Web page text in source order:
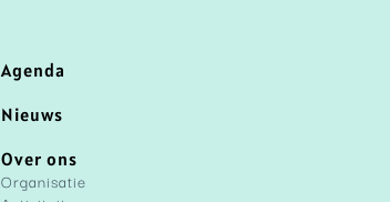
Agenda
Nieuws
Over ons
Organisatie